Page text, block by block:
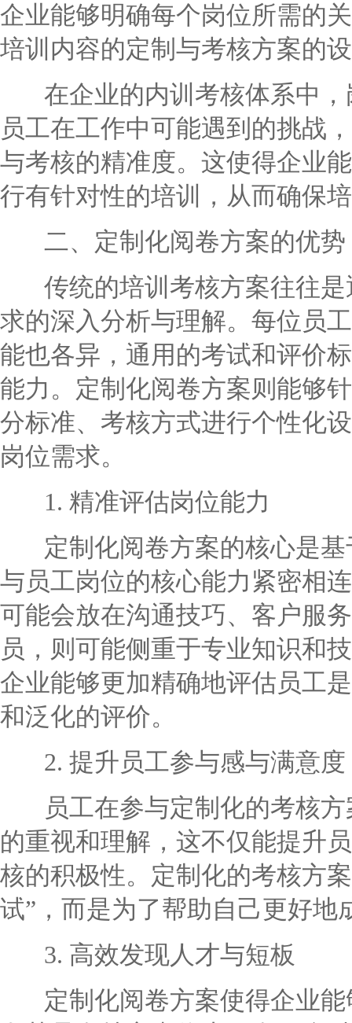
企业能够明确每个岗位所需的
培训内容的定制与考核方案的
在企业的内训考核体系中，
员工在工作中可能遇到的挑战
与考核的精准度。这使得企业
行有针对性的培训，从而确保
二、定制化阅卷方案的优势
传统的培训考核方案往往是
求的深入分析与理解。每位员
能也各异，通用的考试和评价
能力。定制化阅卷方案则能够
分标准、考核方式进行个性化
岗位需求。
1. 精准评估岗位能力
定制化阅卷方案的核心是基
与员工岗位的核心能力紧密相
可能会放在沟通技巧、客户服
员，则可能侧重于专业知识和
企业能够更加精确地评估员工
和泛化的评价。
2. 提升员工参与感与满意度
员工在参与定制化的考核方
的重视和理解，这不仅能提升
核的积极性。定制化的考核方
试”，而是为了帮助自己更好地
3. 高效发现人才与短板
定制化阅卷方案使得企业能